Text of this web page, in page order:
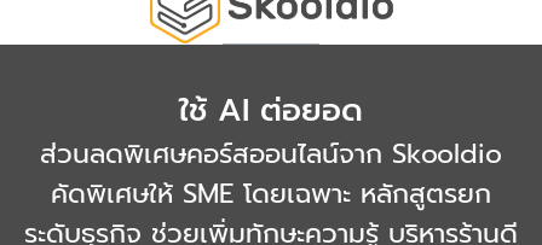
ใช้ AI ต่อยอด
ส่วนลดพิเศษคอร์สออนไลน์จาก Skooldio
คัดพิเศษให้ SME โดยเฉพาะ หลักสูตรยก
ระดับธุรกิจ ช่วยเพิ่มทักษะความรู้ บริหารร้านดี